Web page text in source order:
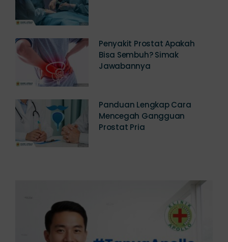
Penyakit Prostat Apakah
Bisa Sembuh? Simak
Jawabannya
Panduan Lengkap Cara
Mencegah Gangguan
Prostat Pria